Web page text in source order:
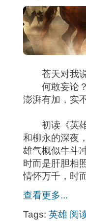
苍天对我说
何敢妄论？
澎湃有加，实
初读《英雄
和柳永的深夜
雄气概似牛斗
时而是肝胆相
情怀万千，时
查看更多...
Tags: 英雄 阅